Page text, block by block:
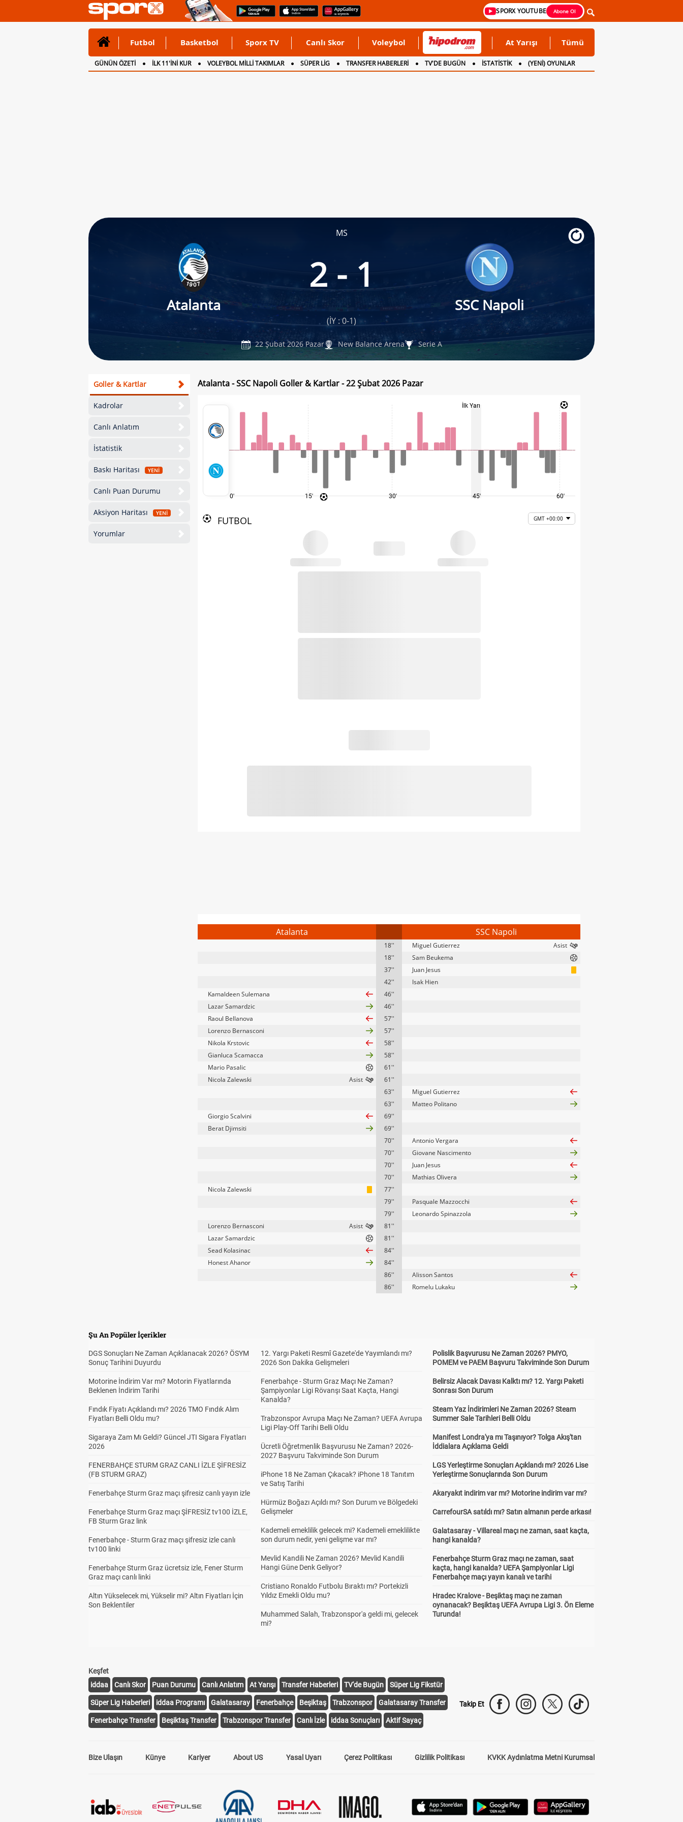
SPORX YOUTUBE Abone Ol
Futbol Basketbol Sporx TV Canlı Skor Voleybol At Yarışı Tümü
GÜNÜN ÖZETİ İLK 11'İNİ KUR VOLEYBOL MİLLİ TAKIMLAR SÜPER LİG TRANSFER HABERLERİ TV'DE BUGÜN İSTATİSTİK
(YENİ) OYUNLAR
CANLI ANLATIM
İNGİLTERE
MS
Atalanta
2 - 1
SSC Napoli
(İY : 0-1)
22 Şubat 2026 Pazar New Balance Arena Serie A
Goller & Kartlar
Kadrolar
Canlı Anlatım
İstatistik
Baskı Haritası YENİ
Canlı Puan Durumu
Aksiyon Haritası YENİ
Yorumlar
Atalanta - SSC Napoli Goller & Kartlar - 22 Şubat 2026 Pazar
0' 15' 30'
İlk Yarı
45' 60'
FUTBOL GMT +00:00
Atalanta SSC Napoli
18''
Miguel Gutierrez
18''
Sam Beukema
37''
Juan Jesus
42''
Isak Hien
Kamaldeen Sulemana
46''
Lazar Samardzic
46''
Raoul Bellanova
57''
Lorenzo Bernasconi
57''
Nikola Krstovic
58''
Gianluca Scamacca
58''
Mario Pasalic
61''
Nicola Zalewski
61''
63''
Miguel Gutierrez
63''
Matteo Politano
Giorgio Scalvini
69''
Berat Djimsiti
69''
70''
Antonio Vergara
70''
Giovane Nascimento
70''
Juan Jesus
70''
Mathias Olivera
Nicola Zalewski
77''
79''
Pasquale Mazzocchi
79''
Leonardo Spinazzola
Lorenzo Bernasconi
81''
Lazar Samardzic
81''
Sead Kolasinac
84''
Honest Ahanor
84''
86''
Alisson Santos
86''
Romelu Lukaku
Şu An Popüler İçerikler
DGS Sonuçları Ne Zaman Açıklanacak 2026? ÖSYM
Sonuç Tarihini Duyurdu
Motorine İndirim Var mı? Motorin Fiyatlarında
Beklenen İndirim Tarihi
Fındık Fiyatı Açıklandı mı? 2026 TMO Fındık Alım
Fiyatları Belli Oldu mu?
Sigaraya Zam Mı Geldi? Güncel JTI Sigara Fiyatları
2026
FENERBAHÇE STURM GRAZ CANLI İZLE ŞİFRESİZ
(FB STURM GRAZ)
Fenerbahçe Sturm Graz maçı şifresiz canlı yayın izle
Fenerbahçe Sturm Graz maçı ŞİFRESİZ tv100 İZLE,
FB Sturm Graz link
Fenerbahçe - Sturm Graz maçı şifresiz izle canlı
tv100 linki
Fenerbahçe Sturm Graz ücretsiz izle, Fener Sturm
Graz maçı canlı linki
Altın Yükselecek mi, Yükselir mi? Altın Fiyatları İçin
Son Beklentiler
12. Yargı Paketi Resmî Gazete'de Yayımlandı mı?
2026 Son Dakika Gelişmeleri
Fenerbahçe - Sturm Graz Maçı Ne Zaman?
Şampiyonlar Ligi Rövanşı Saat Kaçta, Hangi
Kanalda?
Trabzonspor Avrupa Maçı Ne Zaman? UEFA Avrupa
Ligi Play-Off Tarihi Belli Oldu
Ücretli Öğretmenlik Başvurusu Ne Zaman? 2026-
2027 Başvuru Takviminde Son Durum
iPhone 18 Ne Zaman Çıkacak? iPhone 18 Tanıtım
ve Satış Tarihi
Hürmüz Boğazı Açıldı mı? Son Durum ve Bölgedeki
Gelişmeler
Kademeli emeklilik gelecek mi? Kademeli emeklilikte
son durum nedir, yeni gelişme var mı?
Mevlid Kandili Ne Zaman 2026? Mevlid Kandili
Hangi Güne Denk Geliyor?
Cristiano Ronaldo Futbolu Bıraktı mı? Portekizli
Yıldız Emekli Oldu mu?
Muhammed Salah, Trabzonspor'a geldi mi, gelecek
mi?
Polislik Başvurusu Ne Zaman 2026? PMYO,
POMEM ve PAEM Başvuru Takviminde Son Durum
Belirsiz Alacak Davası Kalktı mı? 12. Yargı Paketi
Sonrası Son Durum
Steam Yaz İndirimleri Ne Zaman 2026? Steam
Summer Sale Tarihleri Belli Oldu
Manifest Londra'ya mı Taşınıyor? Tolga Akış'tan
İddialara Açıklama Geldi
LGS Yerleştirme Sonuçları Açıklandı mı? 2026 Lise
Yerleştirme Sonuçlarında Son Durum
Akaryakıt indirim var mı? Motorine indirim var mı?
CarrefourSA satıldı mı? Satın almanın perde arkası!
Galatasaray - Villareal maçı ne zaman, saat kaçta,
hangi kanalda?
Fenerbahçe Sturm Graz maçı ne zaman, saat
kaçta, hangi kanalda? UEFA Şampiyonlar Ligi
Fenerbahçe maçı yayın kanalı ve tarihi
Hradec Kralove - Beşiktaş maçı ne zaman
oynanacak? Beşiktaş UEFA Avrupa Ligi 3. Ön Eleme
Turunda!
Keşfet
iddaa
Canlı Skor Puan Durumu Canlı Anlatım At Yarışı Transfer Haberleri TV'de Bugün Süper Lig Fikstür
Süper Lig Haberleri iddaa Programı Galatasaray Fenerbahçe Beşiktaş Trabzonspor Galatasaray Transfer
Fenerbahçe Transfer Beşiktaş Transfer Trabzonspor Transfer Canlı İzle iddaa Sonuçları Aktif Sayaç
Takip Et
Bize Ulaşın Künye Kariyer About US Yasal Uyarı Çerez Politikası Gizlilik Politikası KVKK Aydınlatma Metni Kurumsal